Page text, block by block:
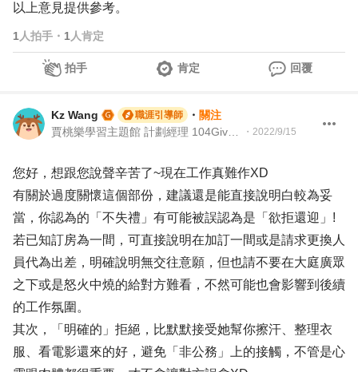
以上意見提供參考。
1 人拍手 ・ 1 人肯定
拍手 肯定 回覆
Kz Wang 職涯引導師 ・ 關注
・ 2022/9/15
您好，想跟您說聲辛苦了~現在工作真難作XD
有關於過度關懷這個部份，建議還是能直接說明白較為妥
當，你認為的「不失禮」有可能被誤認為是「欲拒還迎」!
若已知訂房為一間，可直接說明在加訂一間或是請求更換人
員代為出差，明確說明無交往意願，但也請不要在大庭廣眾
之下或是怒火中燒的給對方難看，不然可能也會影響到後續
的工作氛圍。
其次，「明確的」拒絕，比默默接受她幫你擦汗、整理衣
服、看電影還來的好，避免「非公務」上的接觸，不管是心